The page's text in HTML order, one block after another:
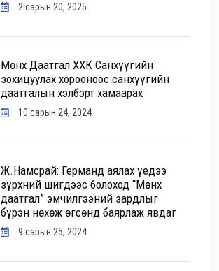
2 сарын 20, 2025
Мөнх Даатгал ХХК Санхүүгийн
зохицуулах хорооноос санхүүгийн
даатгалын хэлбэрт хамаарах
10 сарын 24, 2024
Ж.Намсрай: Германд аялах үедээ
зүрхний шигдээс болоход “Мөнх
даатгал” эмчилгээний зардлыг
бүрэн нөхөж өгсөнд баярлаж явдаг
9 сарын 25, 2024